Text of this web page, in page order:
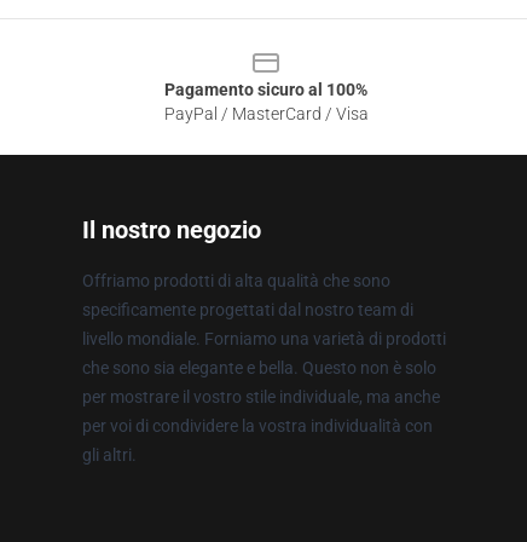
Pagamento sicuro al 100%
PayPal / MasterCard / Visa
Il nostro negozio
Offriamo prodotti di alta qualità che sono
specificamente progettati dal nostro team di
livello mondiale. Forniamo una varietà di prodotti
che sono sia elegante e bella. Questo non è solo
per mostrare il vostro stile individuale, ma anche
per voi di condividere la vostra individualità con
gli altri.